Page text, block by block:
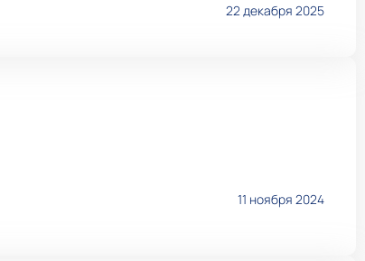
22 декабря 2025
11 ноября 2024